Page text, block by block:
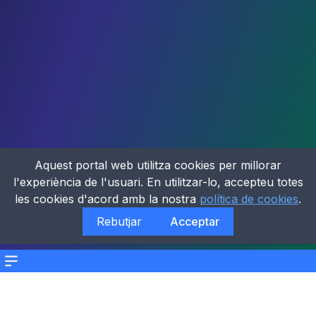
Menu
Aquest portal web utilitza cookies per millorar
l'experiència de l'usuari. En utilitzar-lo, accepteu totes
les cookies d'acord amb la nostra política de cookies.
Rebutjar
Acceptar